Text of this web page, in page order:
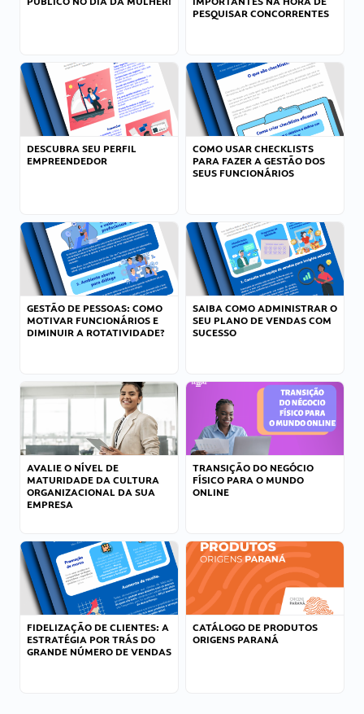
PESQUISAR CONCORRENTES
DESCUBRA SEU PERFIL
EMPREENDEDOR
COMO USAR CHECKLISTS
PARA FAZER A GESTÃO DOS
SEUS FUNCIONÁRIOS
GESTÃO DE PESSOAS: COMO
MOTIVAR FUNCIONÁRIOS E
DIMINUIR A ROTATIVIDADE?
SAIBA COMO ADMINISTRAR O
SEU PLANO DE VENDAS COM
SUCESSO
AVALIE O NÍVEL DE
MATURIDADE DA CULTURA
ORGANIZACIONAL DA SUA
EMPRESA
TRANSIÇÃO DO NEGÓCIO
FÍSICO PARA O MUNDO
ONLINE
FIDELIZAÇÃO DE CLIENTES: A
ESTRATÉGIA POR TRÁS DO
GRANDE NÚMERO DE VENDAS
CATÁLOGO DE PRODUTOS
ORIGENS PARANÁ